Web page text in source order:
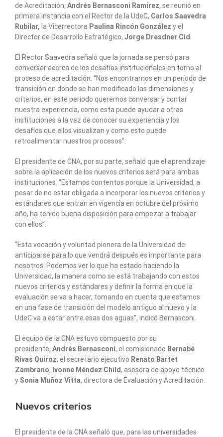
de Acreditación, Andrés Bernasconi Ramírez, se reunió en
primera instancia con el Rector de la UdeC, Carlos Saavedra
Rubilar, la Vicerrectora Paulina Rincón González y el
Director de Desarrollo Estratégico, Jorge Dresdner Cid
El Rector Saavedra señaló que la jornada se pensó para
conversar acerca de los desafíos institucionales en torno al
proceso de acreditación. “Nos encontramos en un período de
transición en donde se han modificado las dimensiones y
criterios, en este periodo queremos conversar y contar
nuestra experiencia, como esta puede ayudar a otras
instituciones a la vez de conocer su experiencia y los
desafíos que ellos visualizan y como esto puede
retroalimentar nuestros procesos”.
El presidente de CNA, por su parte, señaló que el aprendizaje
sobre la aplicación de los nuevos criterios será para ambas
instituciones. “Estamos contentos porque la Universidad, a
pesar de no estar obligada a incorporar los nuevos criterios y
estándares que entran en vigencia en octubre del próximo
año, ha tenido buena disposición para empezar a trabajar
con ellos”.
“Esta vocación y voluntad pionera de la Universidad de
anticiparse para lo que vendrá después es importante para
nosotros. Podemos ver lo que ha estado haciendo la
Universidad, la manera como se está trabajando con estos
nuevos criterios y estándares y definir la forma en que la
evaluación se va a hacer, tomando en cuenta que estamos
en una fase de transición del modelo antiguo al nuevo y la
UdeC va a estar entre esas dos aguas”, indicó Bernasconi.
El equipo de la CNA estuvo compuesto por su
presidente, Andrés Bernasconi, el comisionado Bernabé
Rivas Quiroz, el secretario ejecutivo Renato Bartet
Zambrano, Ivonne Méndez Child, asesora de apoyo técnico
ySonia Muñoz Vitta, directora de Evaluación y Acreditación.
Nuevos criterios
El presidente de la CNA señaló que, para las universidades